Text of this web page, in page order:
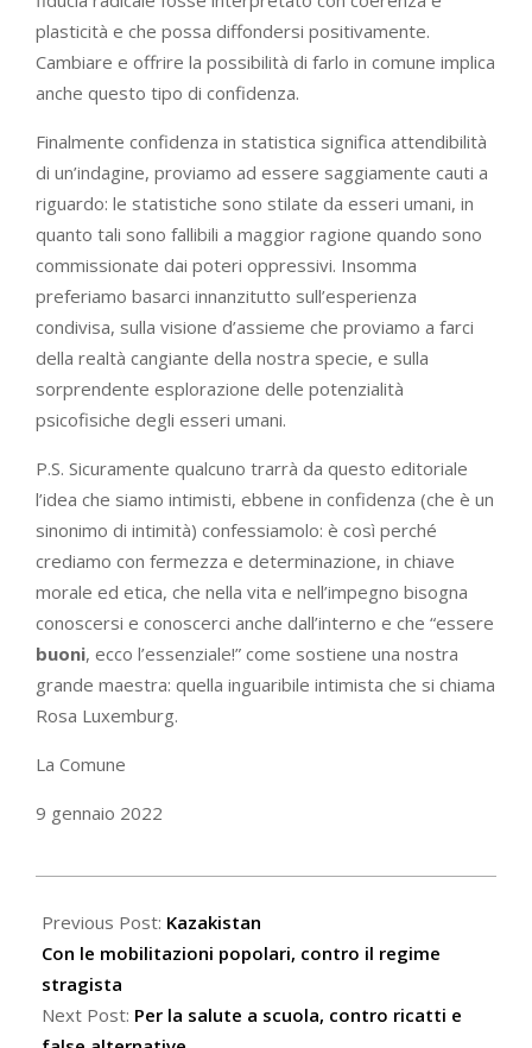
plasticità e che possa diffondersi positivamente.
Cambiare e offrire la possibilità di farlo in comune implica
anche questo tipo di confidenza.
Finalmente confidenza in statistica significa attendibilità
di un’indagine, proviamo ad essere saggiamente cauti a
riguardo: le statistiche sono stilate da esseri umani, in
quanto tali sono fallibili a maggior ragione quando sono
commissionate dai poteri oppressivi. Insomma
preferiamo basarci innanzitutto sull’esperienza
condivisa, sulla visione d’assieme che proviamo a farci
della realtà cangiante della nostra specie, e sulla
sorprendente esplorazione delle potenzialità
psicofisiche degli esseri umani.
P.S. Sicuramente qualcuno trarrà da questo editoriale
l’idea che siamo intimisti, ebbene in confidenza (che è un
sinonimo di intimità) confessiamolo: è così perché
crediamo con fermezza e determinazione, in chiave
morale ed etica, che nella vita e nell’impegno bisogna
conoscersi e conoscerci anche dall’interno e che “essere
buoni, ecco l’essenziale!” come sostiene una nostra
grande maestra: quella inguaribile intimista che si chiama
Rosa Luxemburg.
La Comune
9 gennaio 2022
01-
09
Previous Post: Kazakistan
Con le mobilitazioni popolari, contro il regime
stragista
Next Post: Per la salute a scuola, contro ricatti e